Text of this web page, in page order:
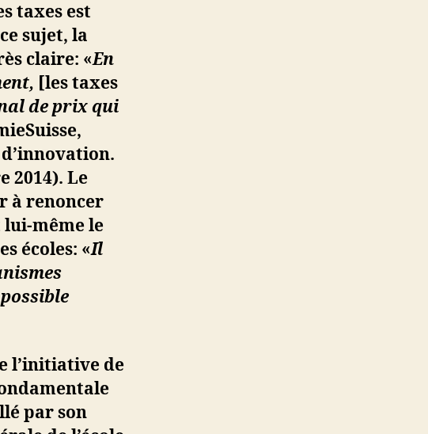
taxes est
sujet, la
claire: «En
[les taxes
de prix qui
2014). Le
à renoncer
lui-même le
écoles: «Il
l’initiative de
par son